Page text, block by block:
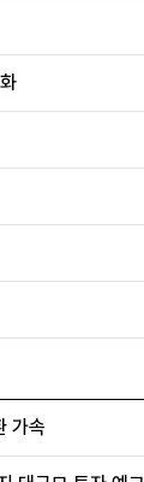
가속